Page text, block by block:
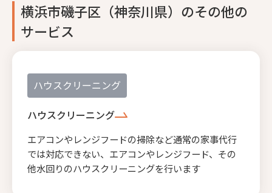
横浜市磯子区（神奈川県）のその他の
サービス
ハウスクリーニング
ハウスクリーニング
エアコンやレンジフードの掃除など通常の家事代行
では対応できない、エアコンやレンジフード、その
他水回りのハウスクリーニングを行います